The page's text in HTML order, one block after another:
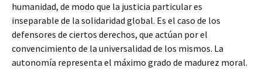
humanidad, de modo que la justicia particular es
inseparable de la solidaridad global. Es el caso de los
defensores de ciertos derechos, que actúan por el
convencimiento de la universalidad de los mismos. La
autonomía representa el máximo grado de madurez moral.